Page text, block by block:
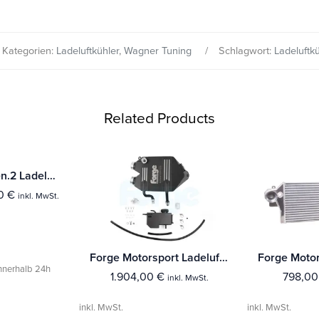
Kategorien: Ladeluftkühler, Wagner Tuning Schlagwort:
Related Products
Competition Gen.2 Ladeluftkühler Kit Hyundai I30 N 2.0 T-GDI (Facelift)
€ inkl. MwSt.
24h
Forge Motorsport Ladeluftkühler (wassergekühlt) BMW M3/M4 F80/F82/F83
1.904,00 € inkl. MwSt.
inkl. MwSt.
798,00
inkl. MwSt.